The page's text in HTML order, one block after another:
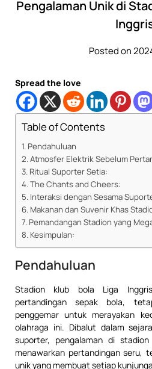
Pengalaman Unik di
Posted on
Spread the love
Table of Contents
Pendahuluan
Atmosfer Elektrik Sebelum
Ritual Suporter Setia:
The Chants and Cheers:
Interaksi dengan Sesama
Makanan dan Suvenir Khas
Pemandangan Stadion yang
Kesimpulan:
Pendahuluan
Stadion klub bola Liga
pertandingan sepak bola,
penggemar untuk merayakan
olahraga ini. Dibalut dalam
suporter, pengalaman di stadion
menawarkan pertandingan seru,
unik yang membuat setiap